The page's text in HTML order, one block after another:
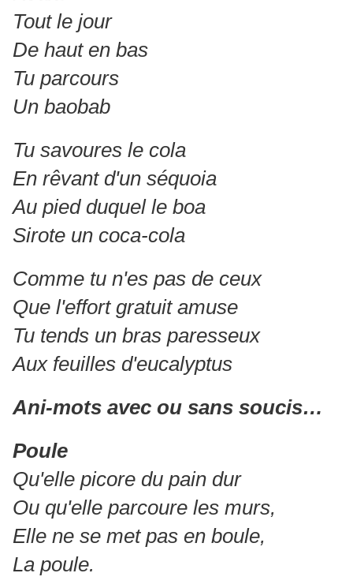
Tout le jour
De haut en bas
Tu parcours
Un baobab
Tu savoures le cola
En rêvant d'un séquoia
Au pied duquel le boa
Sirote un coca-cola
Comme tu n'es pas de ceux
Que l'effort gratuit amuse
Tu tends un bras paresseux
Aux feuilles d'eucalyptus
Ani-mots avec ou sans soucis…
Poule
Qu'elle picore du pain dur
Ou qu'elle parcoure les murs,
Elle ne se met pas en boule,
La poule.